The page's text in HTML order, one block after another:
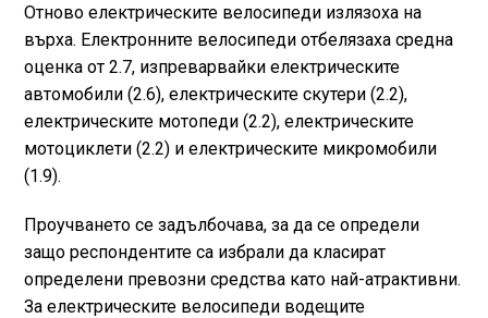
Отново електрическите велосипеди излязоха на
върха. Електронните велосипеди отбелязаха средна
оценка от 2.7, изпреварвайки електрическите
автомобили (2.6), електрическите скутери (2.2),
електрическите мотопеди (2.2), електрическите
мотоциклети (2.2) и електрическите микромобили
(1.9).
Проучването се задълбочава, за да се определи
защо респондентите са избрали да класират
определени превозни средства като най-атрактивни.
За електрическите велосипеди водещите